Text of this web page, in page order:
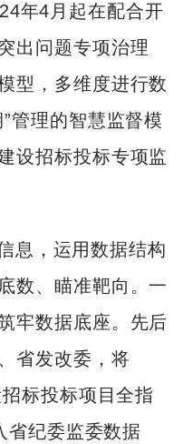
年4月起在配合开
出问题专项治理
型，多维度进行数
管理的智慧监督模
设招标投标专项监
息，运用数据结构
数、瞄准靶向。一
牢数据底座。先后
省发改委，将
标投标项目全指
省纪委监委数据